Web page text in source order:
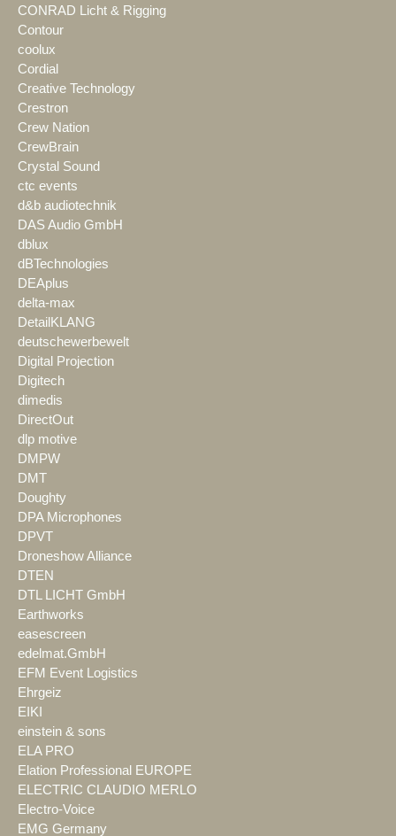
CONRAD Licht & Rigging
Contour
coolux
Cordial
Creative Technology
Crestron
Crew Nation
CrewBrain
Crystal Sound
ctc events
d&b audiotechnik
DAS Audio GmbH
dblux
dBTechnologies
DEAplus
delta-max
DetailKLANG
deutschewerbewelt
Digital Projection
Digitech
dimedis
DirectOut
dlp motive
DMPW
DMT
Doughty
DPA Microphones
DPVT
Droneshow Alliance
DTEN
DTL LICHT GmbH
Earthworks
easescreen
edelmat.GmbH
EFM Event Logistics
Ehrgeiz
EIKI
einstein & sons
ELA PRO
Elation Professional EUROPE
ELECTRIC CLAUDIO MERLO
Electro-Voice
EMG Germany